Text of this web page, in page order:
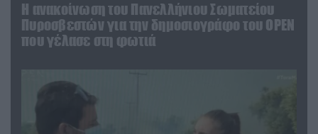
Η ανακοίνωση του Πανελλήνιου Σωματείου
Πυροσβεστών για την δημοσιογράφο του OPEN
που γέλασε στη φωτιά